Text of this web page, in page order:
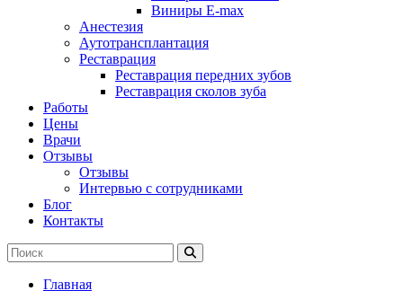
Виниры E-max
Анестезия
Аутотрансплантация
Реставрация
Реставрация передних зубов
Реставрация сколов зуба
Работы
Цены
Врачи
Отзывы
Отзывы
Интервью с сотрудниками
Блог
Контакты
Главная